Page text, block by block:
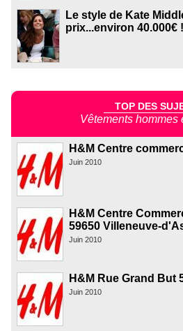
Le style de Kate
prix...environ 40.000€ !
TOP DES
Vêtements hommes
H&M Centre
Juin 2010
H&M Centre
59650 Villeneuve-
Juin 2010
H&M Rue Grand But
Juin 2010